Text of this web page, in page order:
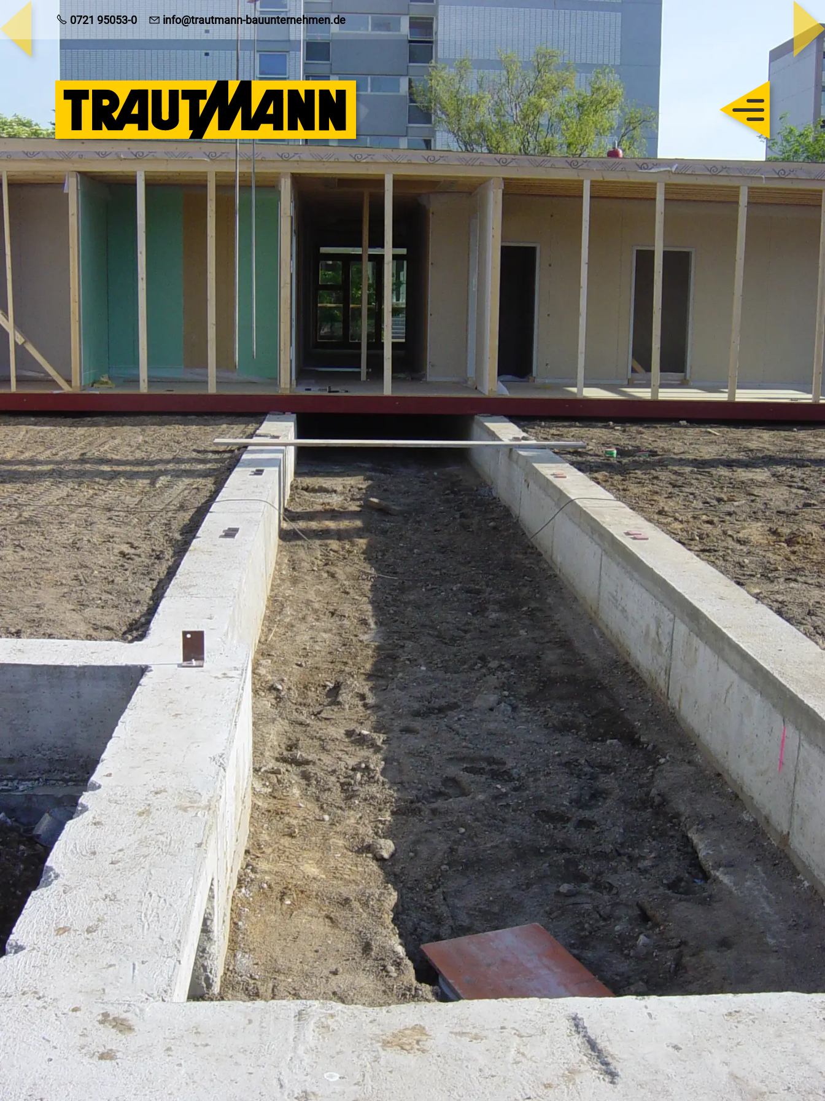
0721 95053-0 info@trautmann-bauunternehmen.de
Trautmann
Rohbau
Schlüsselfertig
Sanierung
Karriere